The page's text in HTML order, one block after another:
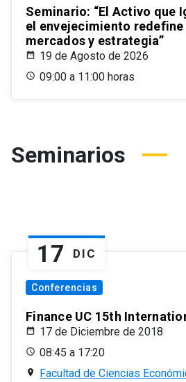
Seminario: “El Activo que
el envejecimiento
mercados y estrategia”
19 de Agosto de 2026
09:00 a 11:00 horas
Seminarios
17 DIC
Conferencias
Finance UC 15th
17 de Diciembre de 2018
08:45 a 17:20
Facultad de Ciencias